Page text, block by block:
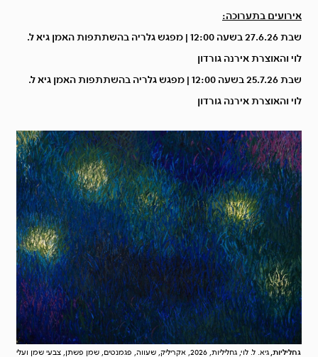
אירועים בתערוכה:
שבת 27.6.26 בשעה 12:00 | מפגש גלריה בהשתתפות האמן גיא ל.
לוי והאוצרת אירנה גורדון
שבת 25.7.26 בשעה 12:00 | מפגש גלריה בהשתתפות האמן גיא ל.
לוי והאוצרת אירנה גורדון
גחליליות,
גיא. ל. לוי, גחליליות, 2026, אקריליק, שעווה, פגמנטים, שמן פשתן, צבעי שמן ועלי